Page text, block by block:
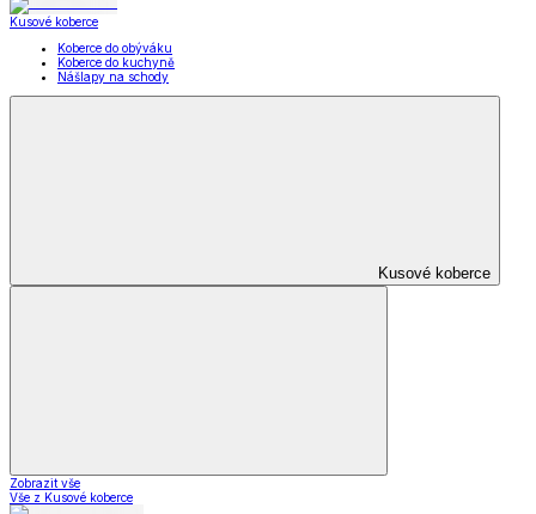
Kusové koberce
Koberce do obýváku
Koberce do kuchyně
Nášlapy na schody
Kusové koberce
Zobrazit vše
Vše z Kusové koberce